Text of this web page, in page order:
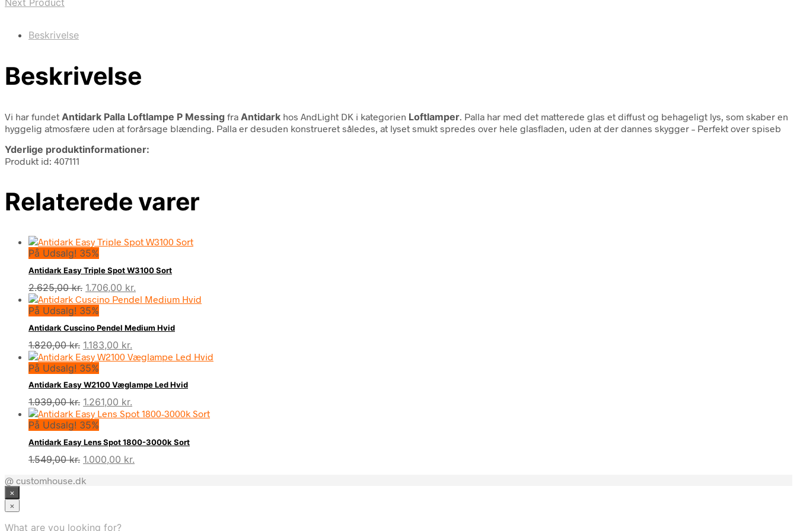
Beskrivelse
Beskrivelse
Vi har fundet Antidark Palla Loftlampe P Messing fra Antidark hos AndLight DK i kategorien Loftlamper . Palla har med det matterede glas et diffust og behageligt lys, som skaber en
hyggelig atmosfære uden at forårsage blænding. Palla er desuden konstrueret således, at lyset smukt spredes over hele glasfladen, uden at der dannes skygger – Perfekt over spiseb
Yderlige produktinformationer:
Produkt id: 407111
Relaterede varer
På Udsalg! 35%
Antidark Easy Triple Spot W3100 Sort
2.625,00kr. Den
oprindelige
pris
var:
2.625,00 kr..
1.706,00 kr.
aktuelle
er:
1.706,00 kr..
På Udsalg! 35%
Antidark Cuscino Pendel Medium Hvid
1.820,00kr. Den
oprindelige
pris
var:
1.820,00 kr..
1.183,00 kr.
aktuelle
1.183,00 kr..
På Udsalg! 35%
Antidark Easy W2100 Væglampe Led Hvid
1.939,00kr. Den
oprindelige
pris
var:
1.939,00 kr..
1.261,00 kr.
aktuelle
er:
1.261,00 kr..
På Udsalg! 35%
Antidark Easy Lens Spot 1800-3000k Sort
1.549,00kr. Den
pris
1.000,00 kr.
@ customhouse.dk
×
×
What are you looking for?